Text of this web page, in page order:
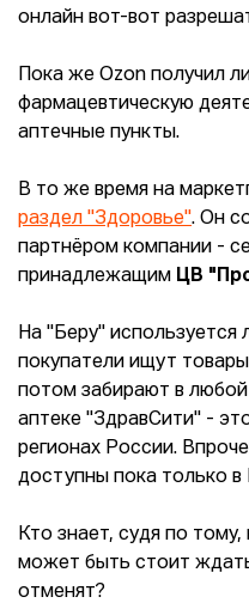
онлайн вот-вот
Пока же Ozon получил
фармацевтическую
аптечные пункты.
В то же время на
раздел "Здоровье". Он
партнёром компании -
принадлежащим ЦВ
На "Беру" используется
покупатели ищут
потом забирают в
аптеке "ЗдравСити" -
регионах России.
доступны пока только
Кто знает, судя по
может быть стоит
отменят?